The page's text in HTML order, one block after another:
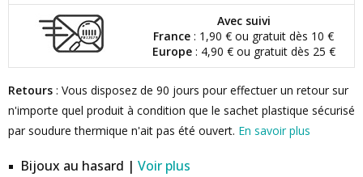
Avec suivi
France : 1,90 € ou gratuit dès 10 €
Europe: 4,90 € ou gratuit dès 25 €
Retours : Vous disposez de 90 jours pour effectuer un retour sur
n'importe quel produit à condition que le sachet plastique sécurisé
par soudure thermique n'ait pas été ouvert. En savoir plus
Bijoux au hasard | Voir plus